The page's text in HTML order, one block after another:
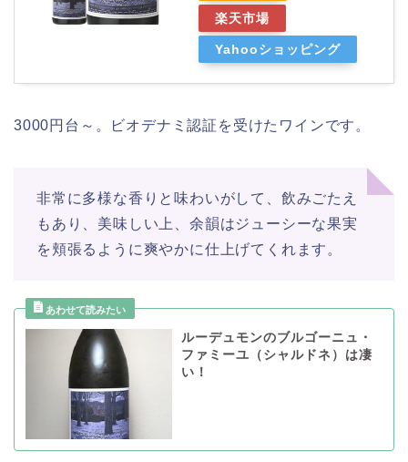
楽天市場
Yahooショッピング
3000円台～。ビオデナミ認証を受けたワインです。
非常に多様な香りと味わいがして、飲みごたえ
もあり、美味しい上、余韻はジューシーな果実
を頬張るように爽やかに仕上げてくれます。
ルーデュモンのブルゴーニュ・
ファミーユ（シャルドネ）は凄
い！
想い出に残るワイン